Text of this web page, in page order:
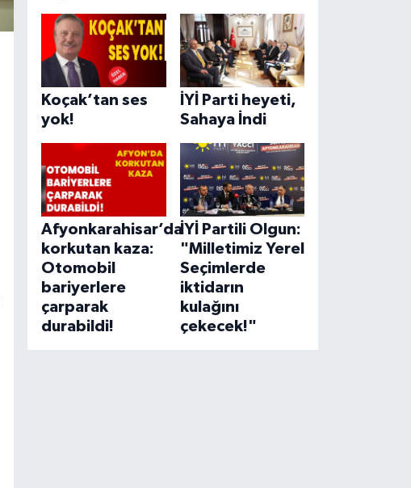
Koçak’tan ses
yok!
İYİ Parti heyeti,
Sahaya İndi
Afyonkarahisar’da
korkutan kaza:
Otomobil
bariyerlere
çarparak
durabildi!
İYİ Partili Olgun:
"Milletimiz Yerel
Seçimlerde
iktidarın
kulağını
çekecek!"